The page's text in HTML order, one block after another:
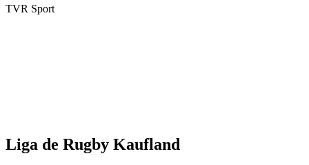
TVR Sport
Liga de Rugby Kaufland